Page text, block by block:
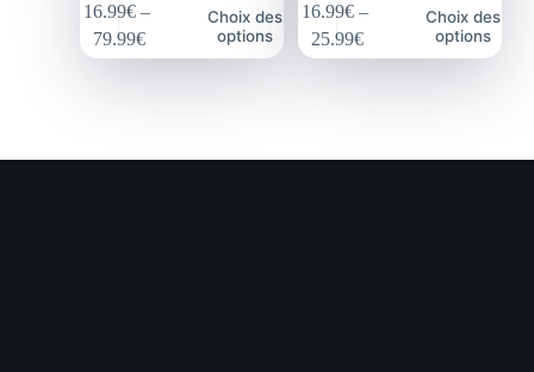
16.99€–
79.99€
Choix des
options
16.99€–
25.99€
Choix des
options